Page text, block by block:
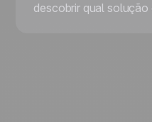
descobrir qual solução
a conversão de leads